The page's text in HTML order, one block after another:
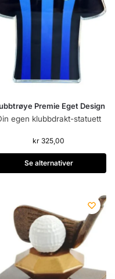
Premie Eget Design
egen klubbdrakt-statuett
kr 325,00
Se alternativer